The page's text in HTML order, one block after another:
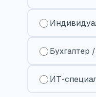
Бухгалтер
ИТ-